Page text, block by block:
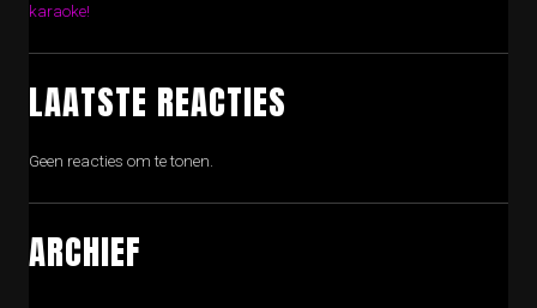
karaoke!
LAATSTE REACTIES
Geen reacties om te tonen.
ARCHIEF